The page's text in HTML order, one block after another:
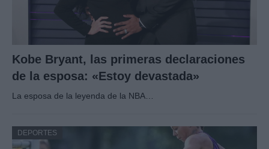
Kobe Bryant, las primeras declaraciones
de la esposa: «Estoy devastada»
La esposa de la leyenda de la NBA…
DEPORTES